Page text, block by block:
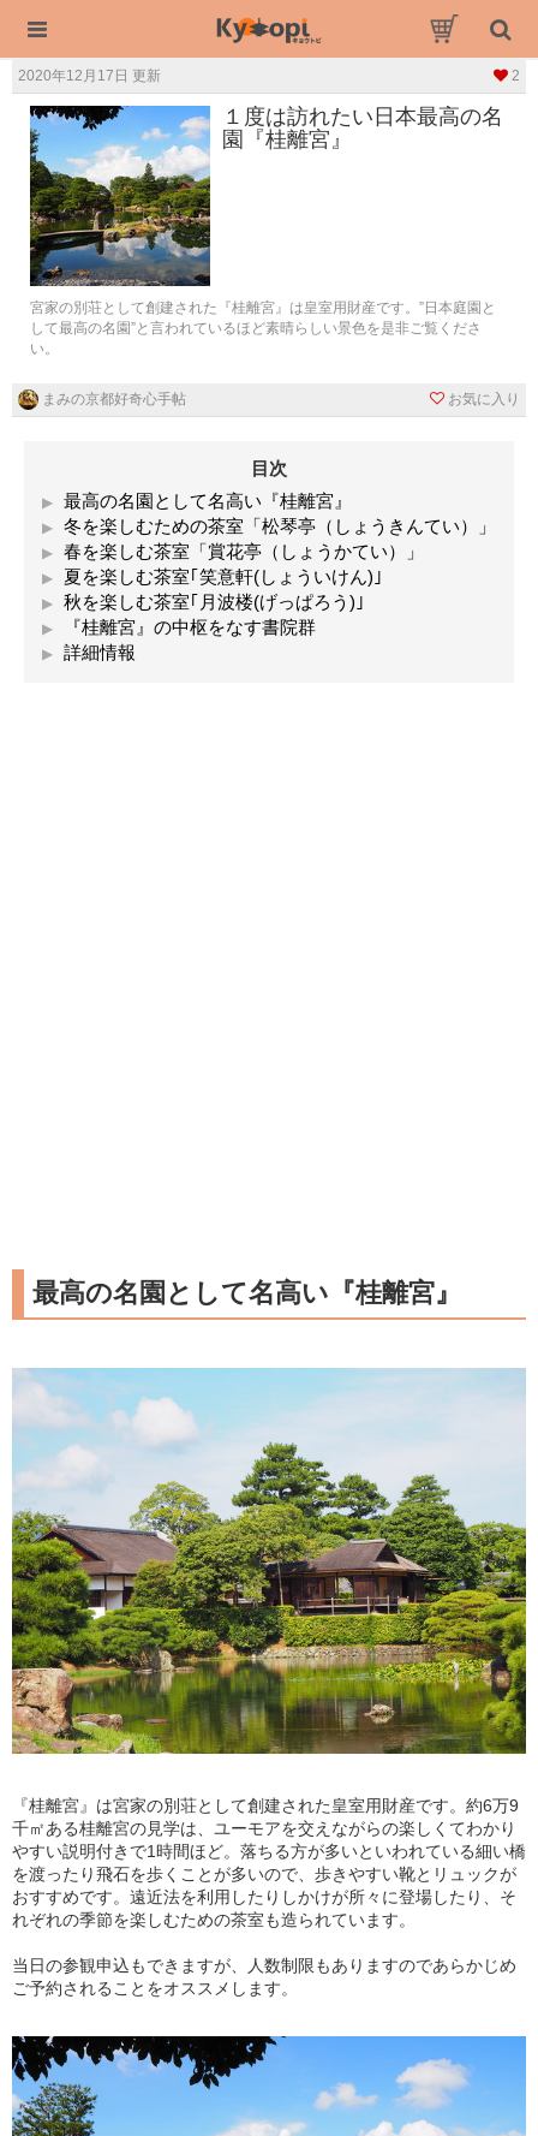
2020年12月17日 更新 2
１度は訪れたい日本最高の名
園『桂離宮』
宮家の別荘として創建された『桂離宮』は皇室用財産です。”日本庭園と
して最高の名園”と言われているほど素晴らしい景色を是非ご覧くださ
い。
まみの京都好奇心手帖 お気に入り
目次
最高の名園として名高い『桂離宮』
冬を楽しむための茶室「松琴亭（しょうきんてい）」
春を楽しむ茶室「賞花亭（しょうかてい）」
夏を楽しむ茶室｢笑意軒(しょういけん)｣
秋を楽しむ茶室｢月波楼(げっぱろう)｣
『桂離宮』の中枢をなす書院群
詳細情報
最高の名園として名高い『桂離宮』
『桂離宮』は宮家の別荘として創建された皇室用財産です。約6万9
千㎡ある桂離宮の見学は、ユーモアを交えながらの楽しくてわかり
やすい説明付きで1時間ほど。落ちる方が多いといわれている細い橋
を渡ったり飛石を歩くことが多いので、歩きやすい靴とリュックが
おすすめです。遠近法を利用したりしかけが所々に登場したり、そ
れぞれの季節を楽しむための茶室も造られています。
当日の参観申込もできますが、人数制限もありますのであらかじめ
ご予約されることをオススメします。